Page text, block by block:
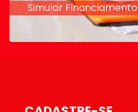
Simular Financiamento